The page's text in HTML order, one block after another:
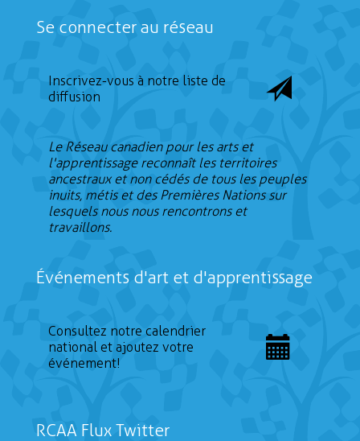
Se connecter au réseau
Inscrivez-vous à notre liste de
diffusion
Le Réseau canadien pour les arts et
l'apprentissage reconnaît les territoires
ancestraux et non cédés de tous les peuples
inuits, métis et des Premières Nations sur
lesquels nous nous rencontrons et
travaillons.
Événements d'art et d'apprentissage
Consultez notre calendrier
national et ajoutez votre
événement!
RCAA Flux Twitter